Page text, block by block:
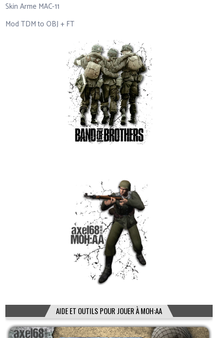
Skin Arme MAC-11
Mod TDM to OBJ + FT
AIDE ET OUTILS POUR JOUER À MOH:AA